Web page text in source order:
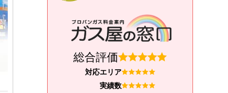
総合評価
対応エリア
実績数